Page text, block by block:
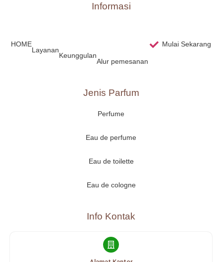
Informasi
HOME
Layanan
Keunggulan
Alur pemesanan
Mulai Sekarang
Jenis Parfum
Perfume
Eau de perfume
Eau de toilette
Eau de cologne
Info Kontak